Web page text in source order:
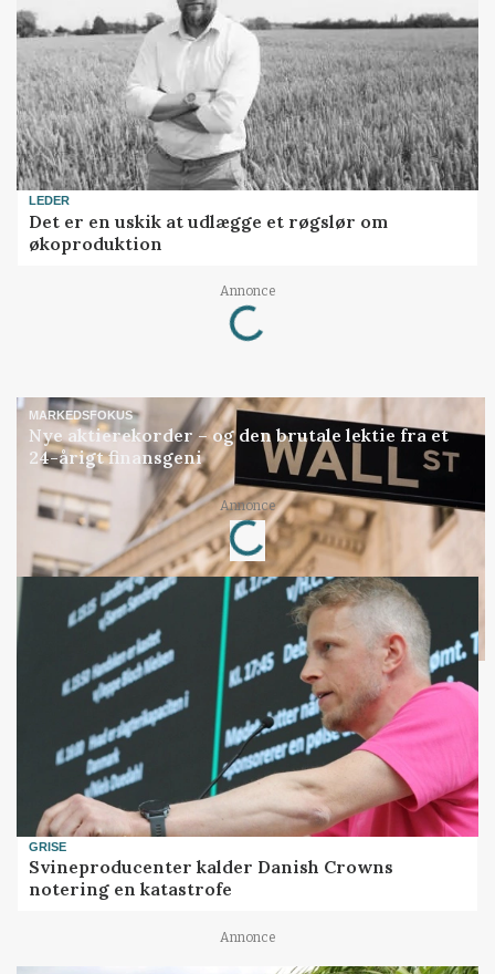
LEDER
Det er en uskik at udlægge et røgslør om
økoproduktion
Annonce
Loading...
MARKEDSFOKUS
Nye aktierekorder – og den brutale lektie fra et
24-årigt finansgeni
Annonce
Loading...
GRISE
Svineproducenter kalder Danish Crowns
notering en katastrofe
Annonce